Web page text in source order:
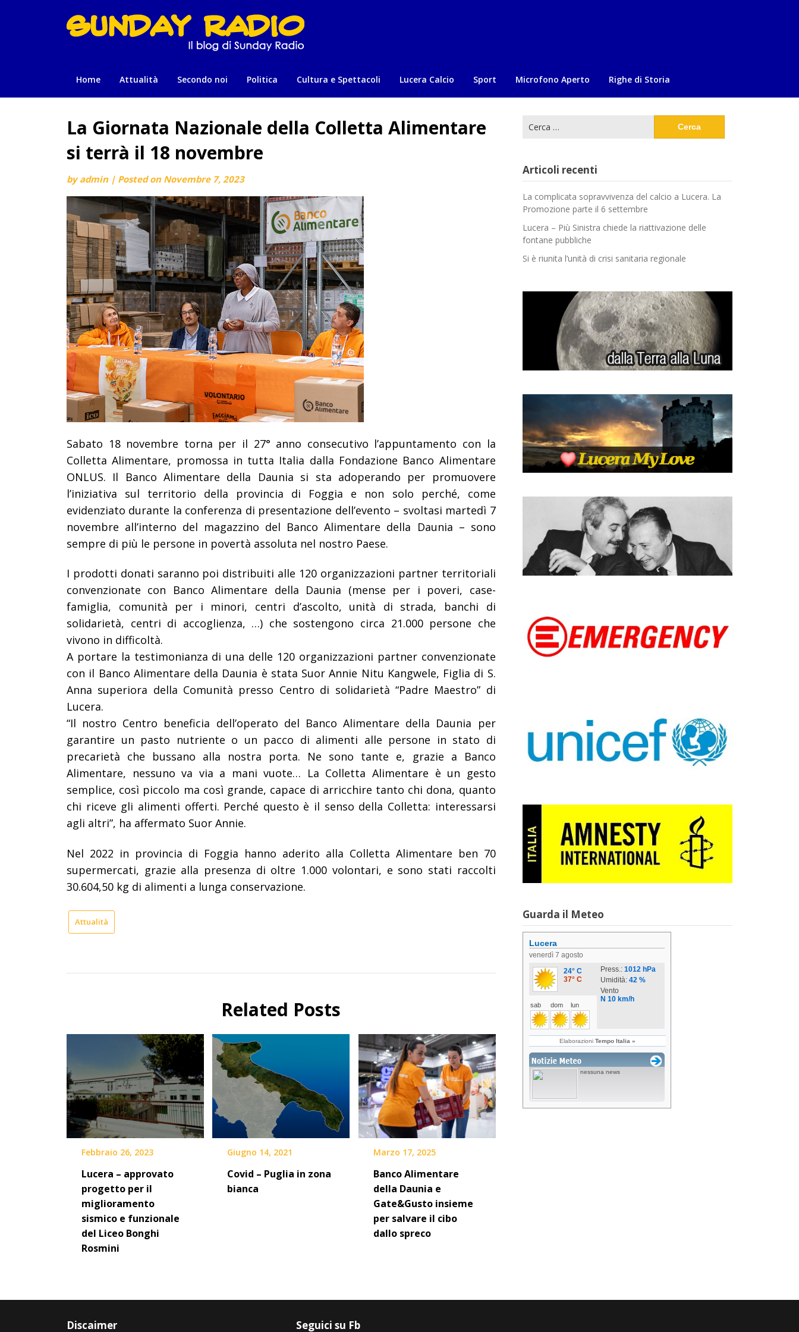
Home Attualità Secondo noi Politica Cultura e Spettacoli Lucera Calcio Sport Microfono Aperto Righe di Storia
La Giornata Nazionale della Colletta Alimentare
si terrà il 18 novembre
byadmin | Posted on Novembre 7, 2023
Sabato 18 novembre torna per il 27° anno consecutivo l’appuntamento con la
Colletta Alimentare, promossa in tutta Italia dalla Fondazione Banco Alimentare
ONLUS. Il Banco Alimentare della Daunia si sta adoperando per promuovere
l’iniziativa sul territorio della provincia di Foggia e non solo perché, come
evidenziato durante la conferenza di presentazione dell’evento – svoltasi martedì 7
novembre all’interno del magazzino del Banco Alimentare della Daunia – sono
sempre di più le persone in povertà assoluta nel nostro Paese.
I prodotti donati saranno poi distribuiti alle 120 organizzazioni partner territoriali
convenzionate con Banco Alimentare della Daunia (mense per i poveri, case-
famiglia, comunità per i minori, centri d’ascolto, unità di strada, banchi di
solidarietà, centri di accoglienza, …) che sostengono circa 21.000 persone che
vivono in difficoltà.
A portare la testimonianza di una delle 120 organizzazioni partner convenzionate
con il Banco Alimentare della Daunia è stata Suor Annie Nitu Kangwele, Figlia di S.
Anna superiora della Comunità presso Centro di solidarietà “Padre Maestro” di
Lucera.
“Il nostro Centro beneficia dell’operato del Banco Alimentare della Daunia per
garantire un pasto nutriente o un pacco di alimenti alle persone in stato di
precarietà che bussano alla nostra porta. Ne sono tante e, grazie a Banco
Alimentare, nessuno va via a mani vuote… La Colletta Alimentare è un gesto
semplice, così piccolo ma così grande, capace di arricchire tanto chi dona, quanto
chi riceve gli alimenti offerti. Perché questo è il senso della Colletta: interessarsi
agli altri”, ha affermato Suor Annie.
Nel 2022 in provincia di Foggia hanno aderito alla Colletta Alimentare ben 70
supermercati, grazie alla presenza di oltre 1.000 volontari, e sono stati raccolti
30.604,50 kg di alimenti a lunga conservazione.
Attualità
Related Posts
Febbraio 26, 2023
Lucera – approvato
progetto per il
miglioramento
sismico e funzionale
del Liceo Bonghi
Rosmini
Giugno 14, 2021
Covid – Puglia in zona
bianca
Marzo 17, 2025
Banco Alimentare
della Daunia e
Gate&Gusto insieme
per salvare il cibo
dallo spreco
per:
Articoli recenti
La complicata sopravvivenza del calcio a Lucera. La
Promozione parte il 6 settembre
Lucera – Più Sinistra chiede la riattivazione delle
fontane pubbliche
Si è riunita l’unità di crisi sanitaria regionale
Guarda il Meteo
Discaimer Seguici su Fb